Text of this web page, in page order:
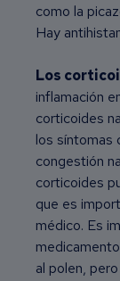
como la
Hay
Los
inflamación
corticoides
los síntomas
congestión
corticoides
que es
médico. Es
al polen,